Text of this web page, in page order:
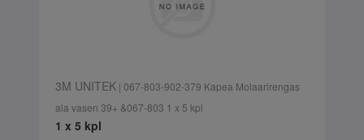
3M UNITEK| 067-803-902-379 Kapea Molaarirengas
ala vasen 39+ &067-803 1 x 5 kpl
1 x 5 kpl